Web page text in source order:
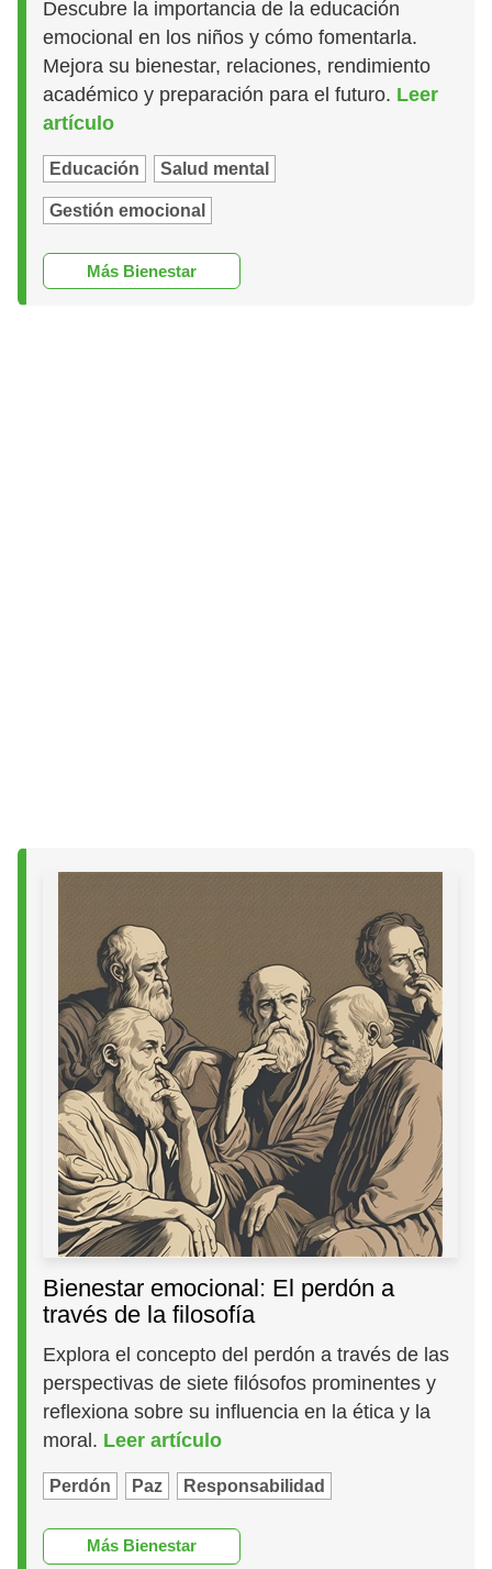
Descubre la importancia de la educación
emocional en los niños y cómo fomentarla.
Mejora su bienestar, relaciones, rendimiento
académico y preparación para el futuro. Leer
artículo
Educación Salud mental
Gestión emocional
Más Bienestar
Bienestar emocional: El perdón a
través de la filosofía
Explora el concepto del perdón a través de las
perspectivas de siete filósofos prominentes y
reflexiona sobre su influencia en la ética y la
moral. Leer artículo
Perdón Paz Responsabilidad
Más Bienestar